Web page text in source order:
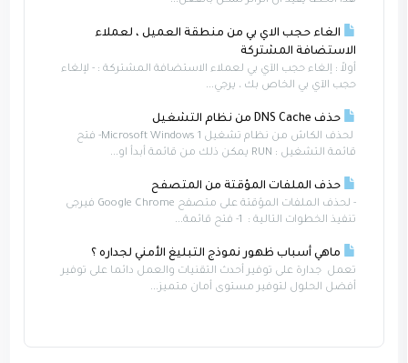
الغاء حجب الاي بي من منطقة العميل ، لعملاء
الاستضافة المشتركة
أولاً : إلغاء حجب الآي بي لعملاء الاستضافة المشتركة : - لإلغاء
حجب الآي بي الخاص بك ، يرجي...
حذف DNS Cache من نظام التشغيل
لحذف الكاش من نظام تشغيل Microsoft Windows 1- فتح
قائمة التشغيل : RUN يمكن ذلك من قائمة أبدأ او...
حذف الملفات المؤقتة من المتصفح
- لحذف الملفات المؤقتة على متصفح Google Chrome فيرجى
تنفيذ الخطوات التالية : 1- فتح قائمة...
ماهي أسباب ظهور نموذج التبليغ الأمني لجداره ؟
تعمل جدارة على توفير أحدث التقنيات والعمل دائما على توفير
أفضل الحلول لتوفير مستوى أمان متميز...